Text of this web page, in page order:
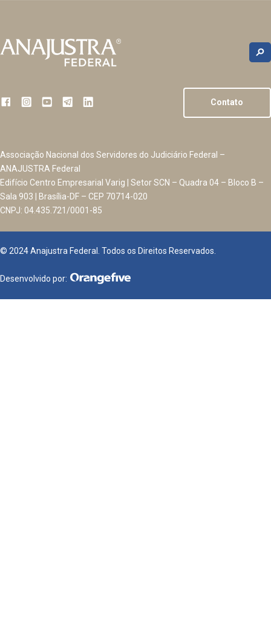
Contato
Associação Nacional dos Servidores do Judiciário Federal –
ANAJUSTRA Federal
Edifício Centro Empresarial Varig | Setor SCN – Quadra 04 – Bloco B –
Sala 903 | Brasília-DF – CEP 70714-020
CNPJ: 04.435.721/0001-85
© 2024 Anajustra Federal. Todos os Direitos Reservados.
Desenvolvido por: